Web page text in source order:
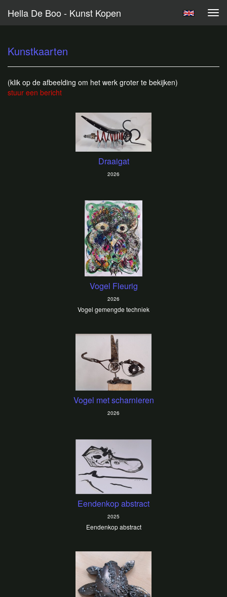
Hella De Boo - Kunst Kopen
Kunstkaarten
(klik op de afbeelding om het werk groter te bekijken)
stuur een bericht
Draaigat
2026
Vogel Fleurig
2026
Vogel gemengde techniek
Vogel met scharnieren
2026
Eendenkop abstract
2025
Eendenkop abstract